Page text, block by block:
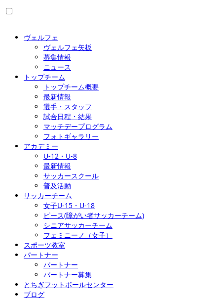
ヴェルフェ
ヴェルフェ矢板
募集情報
ニュース
トップチーム
トップチーム概要
最新情報
選手・スタッフ
試合日程・結果
マッチデープログラム
フォトギャラリー
アカデミー
U-12・U-8
最新情報
サッカースクール
普及活動
サッカーチーム
女子U-15・U-18
ピース(障がい者サッカーチーム)
シニアサッカーチーム
フェミニーノ（女子）
スポーツ教室
パートナー
パートナー
パートナー募集
とちぎフットボールセンター
ブログ